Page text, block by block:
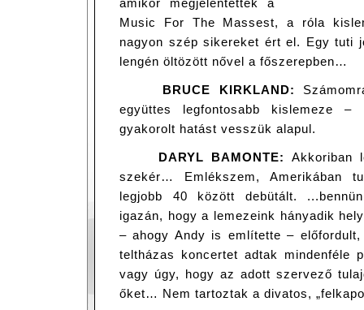
amikor megjelentették a
Music For The Massest, a róla
nagyon szép sikereket ért el. Egy tuti
lengén öltözött nővel a főszerepben…
BRUCE KIRKLAND:
együttes legfontosabb kislemeze
gyakorolt hatást vesszük alapul.
DARYL BAMONTE:
Akkoriban
szekér… Emlékszem, Amerikában
legjobb 40 között debütált.
igazán, hogy a lemezeink hányadik
– ahogy Andy is említette –
teltházas koncertet adtak mindenféle
vagy úgy, hogy az adott szervező
őket… Nem tartoztak a divatos,